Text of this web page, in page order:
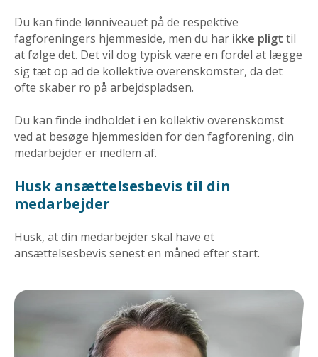
Du kan finde lønniveauet på de respektive
fagforeningers hjemmeside, men du har ikke pligt til
at følge det. Det vil dog typisk være en fordel at lægge
sig tæt op ad de kollektive overenskomster, da det
ofte skaber ro på arbejdspladsen.
Du kan finde indholdet i en kollektiv overenskomst
ved at besøge hjemmesiden for den fagforening, din
medarbejder er medlem af.
Husk ansættelsesbevis til din
medarbejder
Husk, at din medarbejder skal have et
ansættelsesbevis senest en måned efter start.